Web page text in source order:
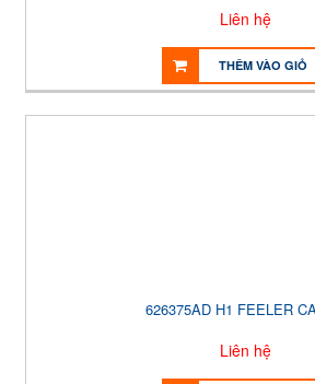
Liên hệ
THÊM VÀO GIỎ
626375AD H1 FEELER
Liên hệ